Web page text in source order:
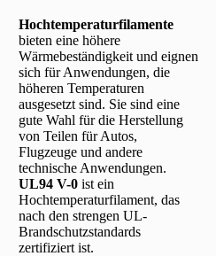
Hochtemperaturfilamente
bieten eine höhere
Wärmebeständigkeit und eignen
sich für Anwendungen, die
höheren Temperaturen
ausgesetzt sind. Sie sind eine
gute Wahl für die Herstellung
von Teilen für Autos,
Flugzeuge und andere
technische Anwendungen.
UL94 V-0 ist ein
Hochtemperaturfilament, das
nach den strengen UL-
Brandschutzstandards
zertifiziert ist.